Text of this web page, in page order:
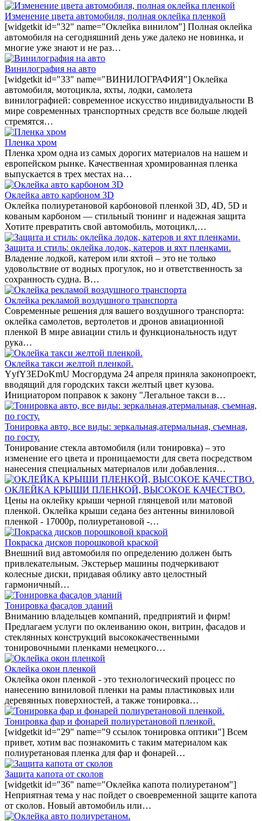
Изменение цвета автомобиля, полная оклейка пленкой
[widgetkit id="32" name="Оклейка винилом"] Полная оклейка
автомобиля на сегодняшний день уже далеко не новинка, и
многие уже знают и не раз…
Винилография на авто
[widgetkit id="33" name="ВИНИЛОГРАФИЯ"] Оклейка
автомобиля, мотоцикла, яхты, лодки, самолета
винилографией: современное искусство индивидуальности В
мире современных транспортных средств все больше людей
стремятся…
Пленка хром
Пленка хром одна из самых дорогих материалов на нашем и
европейском рынке. Качественная хромированная пленка
выпускается в трех местах на…
Оклейка авто карбоном 3D
Оклейка полиуретановой карбоновой пленкой 3D, 4D, 5D и
кованым карбоном — стильный тюнинг и надежная защита
Хотите превратить свой автомобиль, мотоцикл,…
Защита и стиль: оклейка лодок, катеров и яхт пленками.
Владение лодкой, катером или яхтой – это не только
удовольствие от водных прогулок, но и ответственность за
сохранность судна. В…
Оклейка рекламой воздушного транспорта
Современные решения для вашего воздушного транспорта:
оклейка самолетов, вертолетов и дронов авиационной
пленкой В мире авиации стиль и функциональность идут
рука…
Оклейка такси желтой пленкой.
YyfY3EDoKmU Мосгордума 24 апреля приняла законопроект,
вводящий для городских такси желтый цвет кузова.
Инициатором поправок к закону "Легальное такси в…
Тонировка авто, все виды: зеркальная,атермальная, съемная,
по госту.
Тонирование стекла автомобиля (или тонировка) – это
изменение его цвета и проницаемости для света посредством
нанесения специальных материалов или добавления…
ОКЛЕЙКА КРЫШИ ПЛЕНКОЙ, ВЫСОКОЕ КАЧЕСТВО.
Цены на оклейку крыши черной глянцевой или матовой
пленкой. Оклейка крыши седана без антенны виниловой
пленкой - 17000р, полиуретановой -…
Покраска дисков порошковой краской
Внешний вид автомобиля по определению должен быть
привлекательным. Экстерьер машины подчеркивают
колесные диски, придавая облику авто целостный
гармоничный…
Тонировка фасадов зданий
Вниманию владельцев компаний, предприятий и фирм!
Предлагаем услуги по оклеиванию окон, витрин, фасадов и
стеклянных конструкций высококачественными
тонировочными пленками немецкого…
Оклейка окон пленкой
Оклейка окон пленкой - это технологический процесс по
нанесению виниловой пленки на рамы пластиковых или
деревянных поверхностей, а также тонировка…
Тонировка фар и фонарей полиуретановой пленкой.
[widgetkit id="29" name="9 ссылок тонировка оптики"] Всем
привет, хотим вас познакомить с таким материалом как
полиуретановая пленка для фар и фонарей…
Защита капота от сколов
[widgetkit id="36" name="Оклейка капота полиуретаном"]
Неприятная тема у нас пойдет о своевременной защите капота
от сколов. Новый автомобиль или…